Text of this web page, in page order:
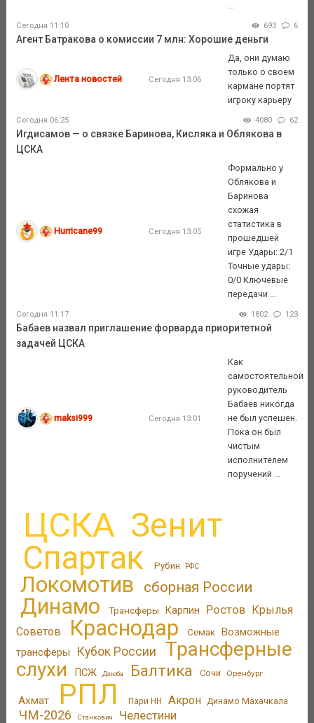
Сегодня 11:10 693 6
Агент Батракова о комиссии 7 млн: Хорошие деньги
Лента новостей Сегодня 13:06
Да, они думаю
только о своем
кармане портят
игроку карьеру
Сегодня 06:25 4080 62
Игдисамов — о связке Баринова, Кисляка и Облякова в
ЦСКА
Hurricane99 Сегодня 13:05
Формально у
Облякова и
Баринова
схожая
статистика в
прошедшей
игре Удары: 2/1
Точные удары:
0/0 Ключевые
передачи ...
Сегодня 11:17 1802 123
Бабаев назвал приглашение форварда приоритетной
задачей ЦСКА
maksi999 Сегодня 13:01
Как
самостоятельной
руководитель
Бабаев никогда
не был успешен.
Пока он был
чистым
исполнителем
поручений ...
ЦСКА Зенит
Спартак Рубин РФС
Локомотив сборная России
Динамо Трансферы Карпин Ростов Крылья
Советов
Краснодар Семак Возможные
трансферы
Кубок России
Трансферные
слухи
ПСЖ Дзюба Балтика Сочи Оренбург
Ахмат РПЛ Пари НН Акрон Динамо Махачкала
ЧМ-2026 Станкович Челестини